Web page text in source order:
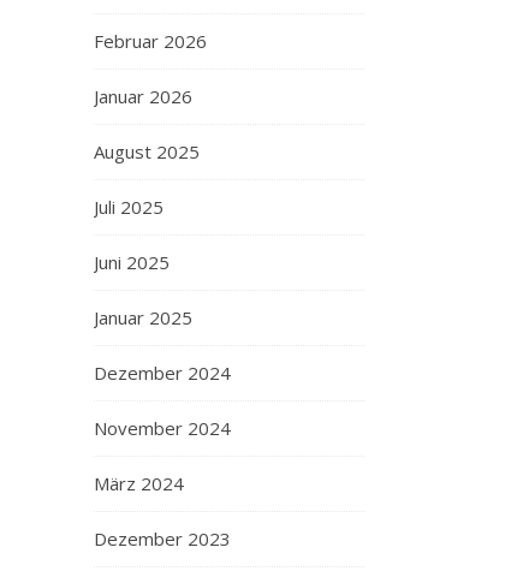
Februar 2026
Januar 2026
August 2025
Juli 2025
Juni 2025
Januar 2025
Dezember 2024
November 2024
März 2024
Dezember 2023